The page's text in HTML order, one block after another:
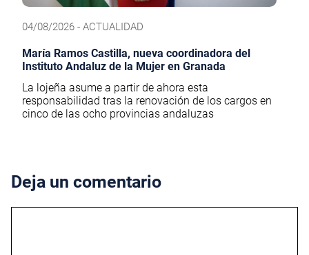
04/08/2026 - ACTUALIDAD
María Ramos Castilla, nueva coordinadora del
Instituto Andaluz de la Mujer en Granada
La lojeña asume a partir de ahora esta
responsabilidad tras la renovación de los cargos en
cinco de las ocho provincias andaluzas
Deja un comentario